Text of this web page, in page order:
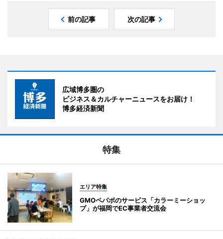
前の記事 次の記事
広域博多圏の
ビジネス＆カルチャーニュースをお届け！
博多経済新聞
特集
エリア特集
GMOペパボのサービス「カラーミーショッ
プ」が福岡でEC事業者交流会